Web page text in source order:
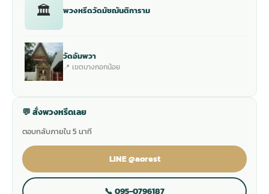
🏛 พวงหรีดวัดมัชฌันติการาม
วัดอัมพวา
📍 เขตบางกอกน้อย
💬 สั่งพวงหรีดเลย
ตอบกลับภายใน 5 นาที
LINE @aorest
📞 095-0796187